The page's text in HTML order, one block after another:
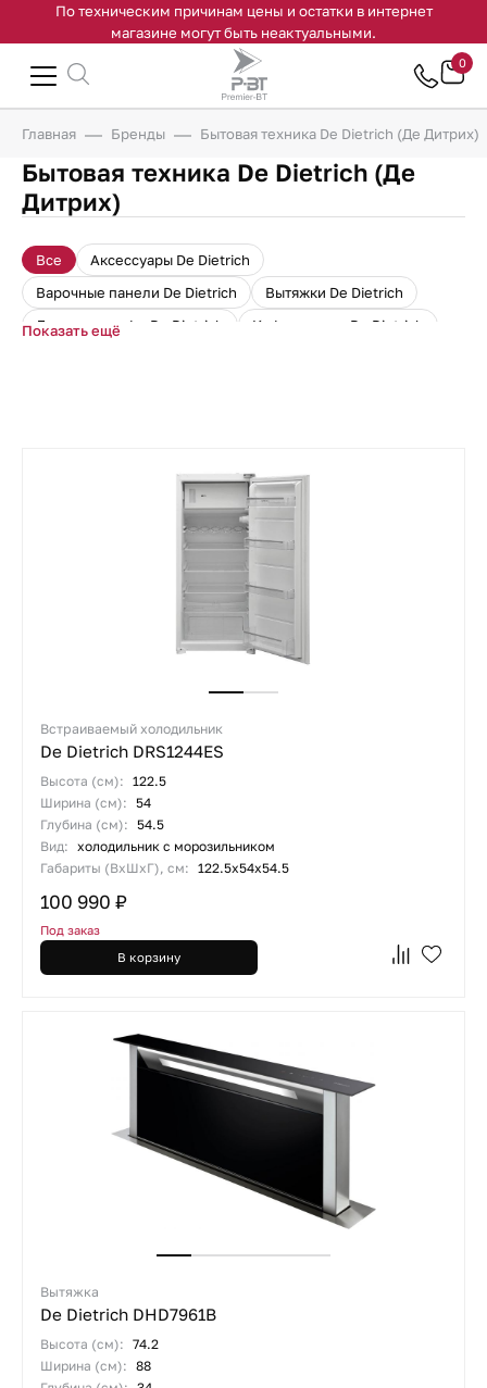
По техническим причинам цены и остатки в интернет
магазине могут быть неактуальными.
0
Главная Бренды Бытовая техника De Dietrich (Де Дитрих)
Бытовая техника De Dietrich (Де
Дитрих)
Все
Аксессуары De Dietrich
Варочные панели De Dietrich
Вытяжки De Dietrich
Духовые шкафы De Dietrich
Кофемашины De Dietrich
Показать ещё
Встраиваемый холодильник
De Dietrich DRS1244ES
Высота (см): 122.5
Ширина (см): 54
Глубина (см): 54.5
Вид: холодильник с морозильником
Габариты (ВхШхГ), см: 122.5х54х54.5
100 990 ₽
Под заказ
В корзину
Вытяжка
De Dietrich DHD7961B
Высота (см): 74.2
Ширина (см): 88